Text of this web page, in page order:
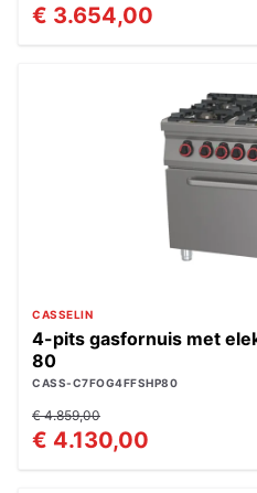
€ 3.654,00
CASSELIN
4-pits gasfornuis met
80
CASS-C7FOG4FFSHP80
€ 4.859,00
€ 4.130,00